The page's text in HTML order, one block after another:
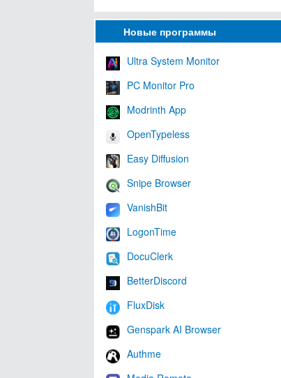
Новые программы
Ultra System Monitor
PC Monitor Pro
Modrinth App
OpenTypeless
Easy Diffusion
Snipe Browser
VanishBit
LogonTime
DocuClerk
BetterDiscord
FluxDisk
Genspark AI Browser
Authme